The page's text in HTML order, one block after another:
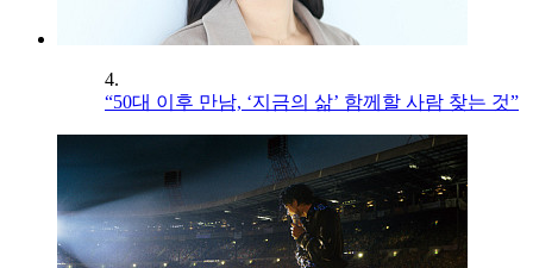
4.
“50대 이후 만남, ‘지금의 삶’ 함께할 사람 찾는 것”